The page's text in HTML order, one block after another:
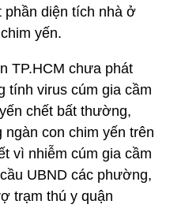
phần diện tích nhà ở
yến.
TP.HCM chưa phát
tính virus cúm gia cầm
chết bất thường,
con chim yến trên
vì nhiễm cúm gia cầm
UBND các phường,
trạm thú y quận